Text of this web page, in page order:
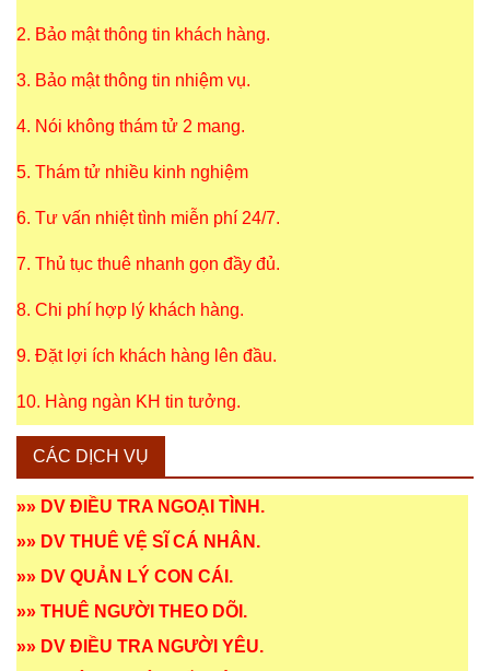
2. Bảo mật thông tin khách hàng.
3. Bảo mật thông tin nhiệm vụ.
4. Nói không thám tử 2 mang.
5. Thám tử nhiều kinh nghiệm
6. Tư vấn nhiệt tình miễn phí 24/7.
7. Thủ tục thuê nhanh gọn đầy đủ.
8. Chi phí hợp lý khách hàng.
9. Đặt lợi ích khách hàng lên đầu.
10. Hàng ngàn KH tin tưởng.
CÁC DỊCH VỤ
»» DV ĐIỀU TRA NGOẠI TÌNH .
»» DV THUÊ VỆ SĨ CÁ NHÂN .
»» DV QUẢN LÝ CON CÁI .
»» THUÊ NGƯỜI THEO DÕI .
»» DV ĐIỀU TRA NGƯỜI YÊU.